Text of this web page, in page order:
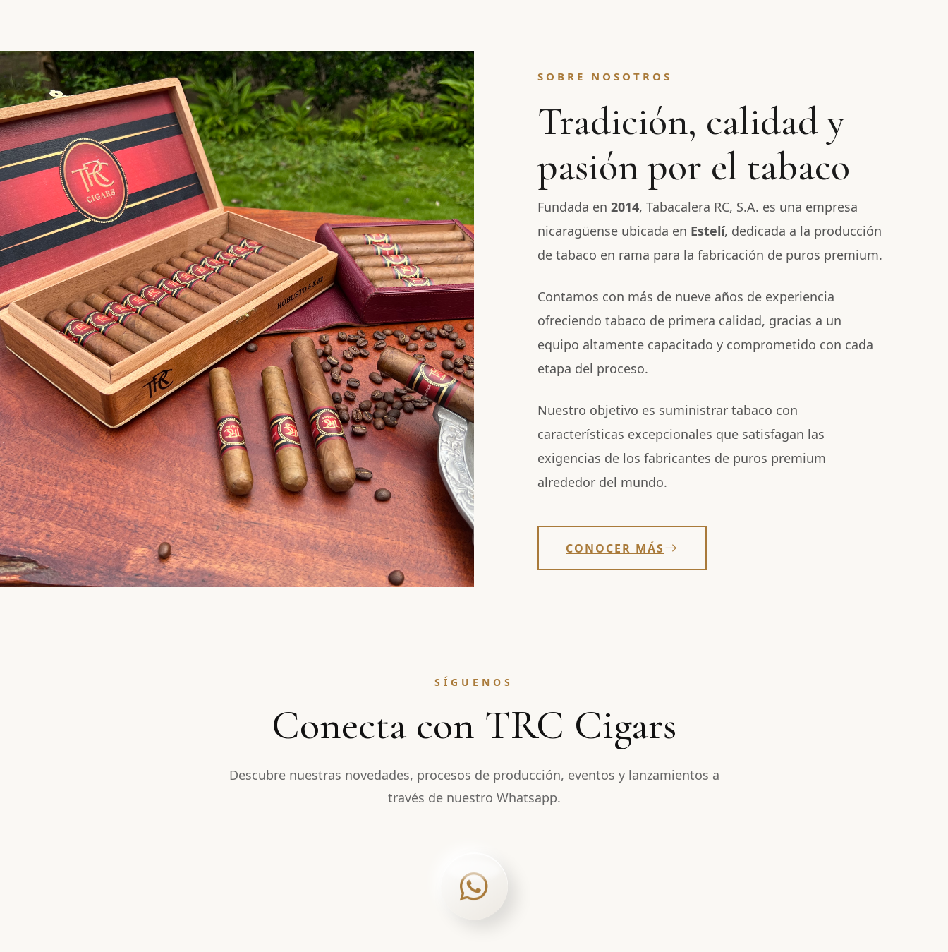
SOBRE NOSOTROS
Tradición, calidad y
pasión por el tabaco
Fundada en 2014, Tabacalera RC, S.A. es una empresa
nicaragüense ubicada en Estelí, dedicada a la producción
de tabaco en rama para la fabricación de puros premium.
Contamos con más de nueve años de experiencia
ofreciendo tabaco de primera calidad, gracias a un
equipo altamente capacitado y comprometido con cada
etapa del proceso.
Nuestro objetivo es suministrar tabaco con
características excepcionales que satisfagan las
exigencias de los fabricantes de puros premium
alrededor del mundo.
CONOCER MÁS
SÍGUENOS
Conecta con TRC Cigars
Descubre nuestras novedades, procesos de producción, eventos y lanzamientos a
través de nuestro Whatsapp.